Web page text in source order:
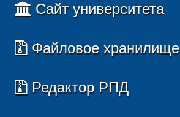
Сайт университета
Файловое хранилище
Редактор РПД